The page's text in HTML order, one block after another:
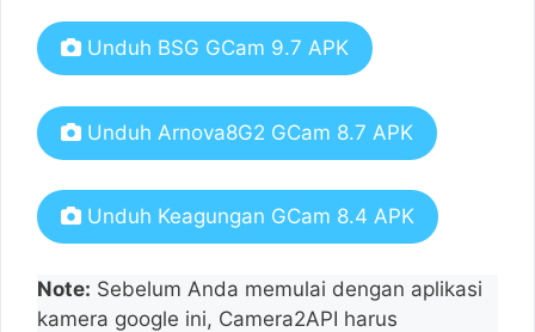
Unduh BSG GCam 9.7 APK
Unduh Arnova8G2 GCam 8.7 APK
Unduh Keagungan GCam 8.4 APK
Note: Sebelum Anda memulai dengan aplikasi
kamera google ini, Camera2API harus